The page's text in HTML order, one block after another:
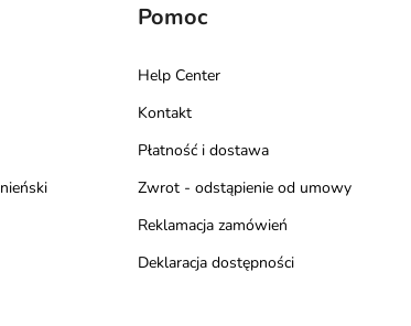
Pomoc
Help Center
Kontakt
Płatność i dostawa
Zwrot - odstąpienie od umowy
Reklamacja zamówień
Deklaracja dostępności